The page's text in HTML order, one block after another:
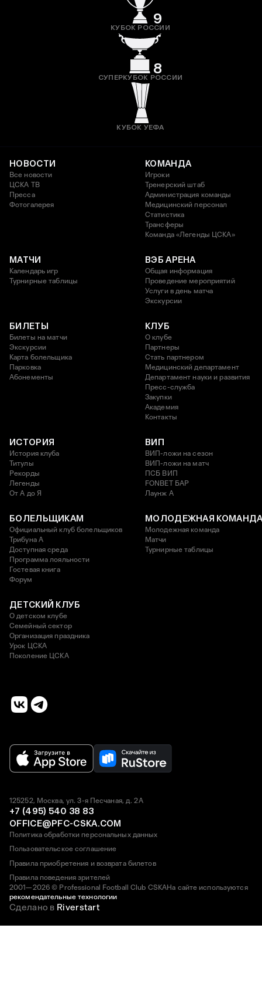
9
КУБОК РОССИИ
8
СУПЕРКУБОК РОССИИ
КУБОК УЕФА
НОВОСТИ
Все новости
ЦСКА ТВ
Пресса
Фотогалерея
КОМАНДА
Игроки
Тренерский штаб
Администрация команды
Медицинский персонал
Статистика
Трансферы
Команда «Легенды ЦСКА»
МАТЧИ
Календарь игр
Турнирные таблицы
ВЭБ АРЕНА
Общая информация
Проведение мероприятий
Услуги в день матча
Экскурсии
БИЛЕТЫ
Билеты на матчи
Экскурсии
Карта болельщика
Парковка
Абонементы
КЛУБ
О клубе
Партнеры
Стать партнером
Медицинский департамент
Департамент науки и развития
Пресс-служба
Закупки
Академия
Контакты
ИСТОРИЯ
История клуба
Титулы
Рекорды
Легенды
От А до Я
ВИП
ВИП-ложи на сезон
ВИП-ложи на матч
ПСБ ВИП
FONBET БАР
Лаунж A
БОЛЕЛЬЩИКАМ
Официальный клуб болельщиков
Трибуна А
Доступная среда
Программа лояльности
Гостевая книга
Форум
МОЛОДЕЖНАЯ
Молодежная команда
Матчи
Турнирные таблицы
ДЕТСКИЙ КЛУБ
О детском клубе
Семейный сектор
Организация праздника
Урок ЦСКА
Поколение ЦСКА
2001—2026 © Professional Football Club CSKAНа сайте используются
рекомендательные технологии
125252, Москва, ул. 3-я Песчаная, д. 2А
+7 (495) 540 38 83
OFFICE@PFC-CSKA.COM
Политика обработки персональных данных
Пользовательское соглашение
Правила приобретения и возврата билетов
Правила поведения зрителей
Сделано в Riverstart